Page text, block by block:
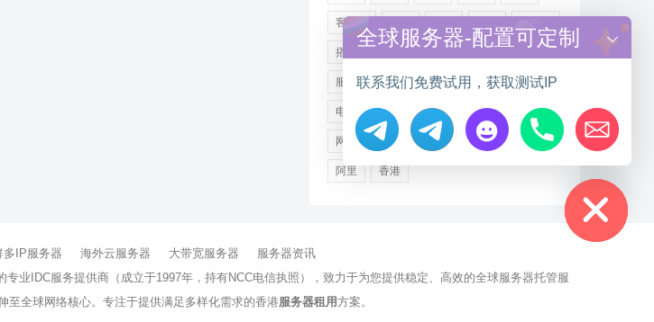
客户端
搭建 操作步骤 文件 服务
服务器 注册 海外 游戏 用户
电讯 登录 百度 租用 网站
网络 腾讯 虚拟主机 证书 配置
阿里 香港
多IP服务器 海外云服务器 大带宽服务器
服务器资讯
业IDC服务提供商（成立于1997年，持有NCC电信执照），致力于为您提供稳定、高效的全球服务器托管服
至全球网络核心。专注于提供满足多样化需求的香港服务器租用方案。
Hide chaty
全球服务器-配置可定制
联系我们免费试用，获取测试IP